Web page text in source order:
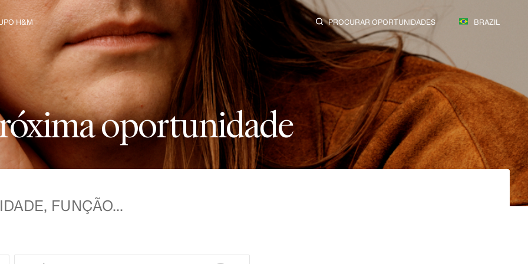
H&M
o Grupo H&M
PROCURAR OPORTUNIDADES BRAZIL
óximaoportunidade